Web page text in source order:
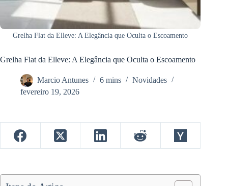
Grelha Flat da Elleve: A Elegância que Oculta o Escoamento
Grelha Flat da Elleve: A Elegância que Oculta o Escoamento
Marcio Antunes 6 mins
Novidades
fevereiro 19, 2026